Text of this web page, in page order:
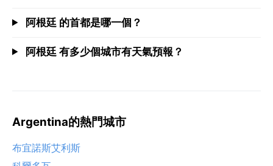
阿根廷 的首都是哪一個？
阿根廷 有多少個城市有天氣預報？
Argentina的熱門城市
布宜諾斯艾利斯